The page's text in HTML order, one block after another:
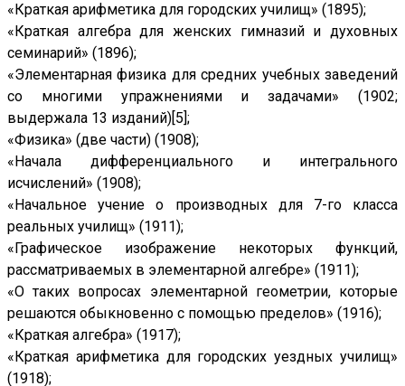
«Краткая арифметика для городских училищ» (1895);
«Краткая алгебра для женских гимназий и духовных
семинарий» (1896);
«Элементарная физика для средних учебных заведений
со многими упражнениями и задачами» (1902;
выдержала 13 изданий)[5];
«Физика» (две части) (1908);
«Начала дифференциального и интегрального
исчислений» (1908);
«Начальное учение о производных для 7-го класса
реальных училищ» (1911);
«Графическое изображение некоторых функций,
рассматриваемых в элементарной алгебре» (1911);
«О таких вопросах элементарной геометрии, которые
решаются обыкновенно с помощью пределов» (1916);
«Краткая алгебра» (1917);
«Краткая арифметика для городских уездных училищ»
(1918);